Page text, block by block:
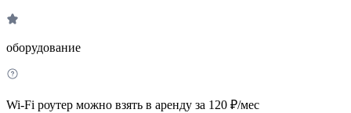
оборудование
Wi-Fi роутер можно взять в аренду за 120 ₽/мес